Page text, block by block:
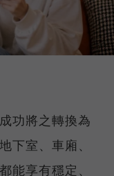
功將之轉換為
下室、車廂、
能享有穩定、